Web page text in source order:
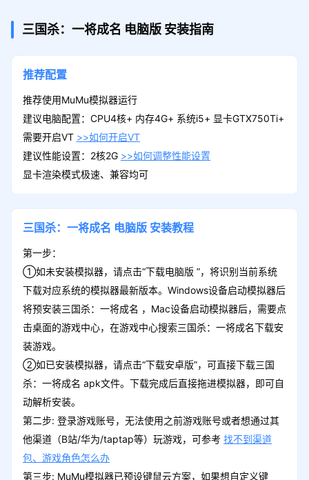
三国杀：一将成名 电脑版 安装指南
推荐配置
推荐使用MuMu模拟器运行
建议电脑配置：CPU4核+ 内存4G+ 系统i5+ 显卡GTX750Ti+
需要开启VT >>如何开启VT
建议性能设置：2核2G >>如何调整性能设置
显卡渲染模式极速、兼容均可
三国杀：一将成名 电脑版 安装教程
第一步：
①如未安装模拟器，请点击“下载电脑版 ”，将识别当前系统
下载对应系统的模拟器最新版本。Windows设备启动模拟器后
将预安装三国杀：一将成名 ，Mac设备启动模拟器后，需要点
击桌面的游戏中心，在游戏中心搜索三国杀：一将成名下载安
装游戏。
②如已安装模拟器，请点击“下载安卓版”，可直接下载三国
杀：一将成名 apk文件。下载完成后直接拖进模拟器，即可自
动解析安装。
第二步: 登录游戏账号，无法使用之前游戏账号或者想通过其
他渠道（B站/华为/taptap等）玩游戏，可参考 找不到渠道
包、游戏角色怎么办
第三步: MuMu模拟器已预设键鼠云方案，如果想自定义键